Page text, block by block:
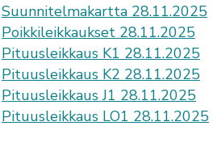
Suunnitelmakartta 28.11.2025
Poikkileikkaukset 28.11.2025
Pituusleikkaus K1 28.11.2025
Pituusleikkaus K2 28.11.2025
Pituusleikkaus J1 28.11.2025
Pituusleikkaus LO1 28.11.2025